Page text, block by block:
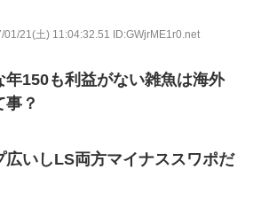
01/21(土) 11:04:32.51 ID:GWjrME1r0.net
年150も利益がない雑魚は海外
事？
広いしLS両方マイナススワポだ